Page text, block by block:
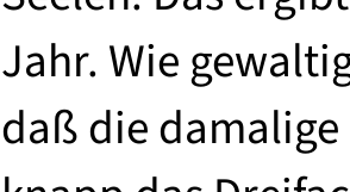
Jahr. Wie
daß die